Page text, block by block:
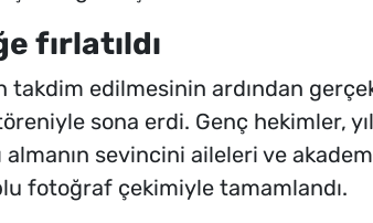
fırlatıldı
takdim edilmesinin ardından
sona erdi. Genç hekimler,
almanın sevincini aileleri ve
fotoğraf çekimiyle tamamlandı.